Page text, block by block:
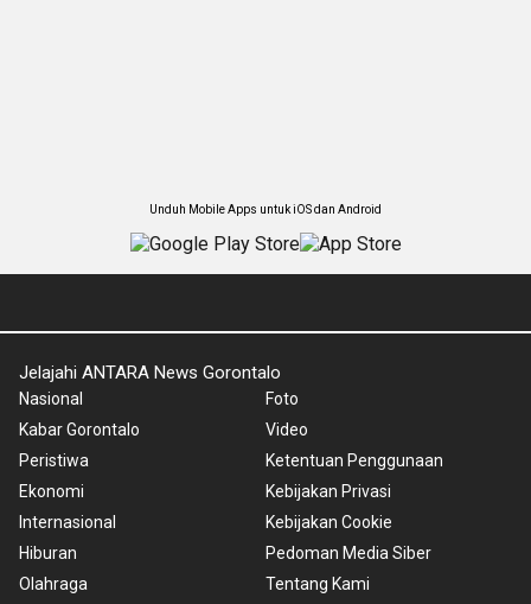
Unduh Mobile Apps untuk iOS dan Android
Jelajahi ANTARA News Gorontalo
Nasional
Kabar Gorontalo
Peristiwa
Ekonomi
Internasional
Hiburan
Olahraga
Foto
Video
Ketentuan Penggunaan
Kebijakan Privasi
Kebijakan Cookie
Pedoman Media Siber
Tentang Kami